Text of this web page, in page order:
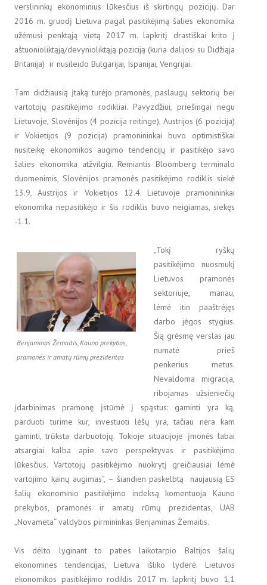
verslininkų ekonominius lūkesčius iš skirtingų pozicijų. Dar
2016 m. gruodį Lietuva pagal pasitikėjimą šalies ekonomika
užėmusi penktąją vietą 2017 m. lapkritį drastiškai krito į
aštuonioliktąją/devynioliktąją poziciją (kuria dalijosi su Didžiąja
Britanija) ir nusileido Bulgarijai, Ispanijai, Vengrijai.
Tam didžiausią įtaką turėjo pramonės, paslaugų sektorių bei
vartotojų pasitikėjimo rodikliai. Pavyzdžiui, priešingai negu
Lietuvoje, Slovėnijos (4 pozicija reitinge), Austrijos (6 pozicija)
ir Vokietijos (9 pozicija) pramonininkai buvo optimistiškai
nusiteikę ekonomikos augimo tendencijų ir pasitikėjo savo
šalies ekonomika atžvilgiu. Remiantis Bloomberg terminalo
duomenimis, Slovėnijos pramonės pasitikėjimo rodiklis siekė
13.9, Austrijos ir Vokietijos 12.4. Lietuvoje pramonininkai
ekonomika nepasitikėjo ir šis rodiklis buvo neigiamas, siekęs
-1.1.
Benjaminas Žemaitis, Kauno prekybos,
pramonės ir amatų rūmų prezidentas
„Tokį ryškų
pasitikėjimo nuosmukį
Lietuvos pramonės
sektoriuje, manau,
lėmė itin paaštrėjęs
darbo jėgos stygius.
Šią grėsmę verslas jau
numatė prieš
penkerius metus.
Nevaldoma migracija,
ribojamas užsieniečių
įdarbinimas pramonę įstūmė į spąstus: gaminti yra ką,
parduoti turime kur, investuoti lėšų yra, tačiau nėra kam
gaminti, trūksta darbuotojų. Tokioje situacijoje įmonės labai
atsargiai kalba apie savo perspektyvas ir pasitikėjimo
lūkesčius. Vartotojų pasitikėjimo nuokrytį greičiausiai lėmė
vartojimo kainų augimas”, – šiandien paskelbtą naujausią ES
šalių ekonominio pasitikėjimo indeksą komentuoja Kauno
prekybos, pramonės ir amatų rūmų prezidentas, UAB
„Novameta“ valdybos pirmininkas Benjaminas Žemaitis.
Vis dėlto lyginant to paties laikotarpio Baltijos šalių
ekonomines tendencijas, Lietuva išliko lyderė. Lietuvos
ekonomikos pasitikėjimo rodiklis 2017 m. lapkritį buvo 1,1